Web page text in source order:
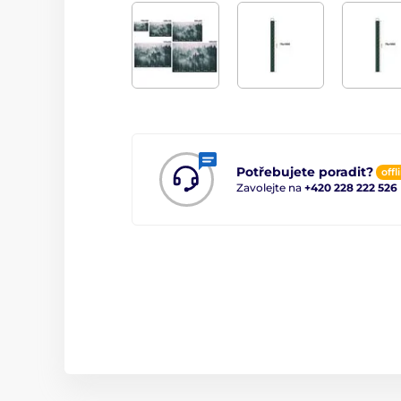
Potřebujete poradit?
Zavolejte na +420 228 222 526